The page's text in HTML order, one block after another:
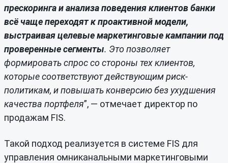
прескоринга и анализа поведения клиентов банки
всё чаще переходят к проактивной модели,
выстраивая целевые маркетинговые кампании под
проверенные сегменты. Это позволяет
формировать спрос со стороны тех клиентов,
которые соответствуют действующим риск-
политикам, и повышать конверсию без ухудшения
качества портфеля”, — отмечает директор по
продажам FIS.
Такой подход реализуется в системе FIS для
управления омниканальными маркетинговыми